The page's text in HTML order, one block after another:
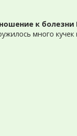
к
много кучек